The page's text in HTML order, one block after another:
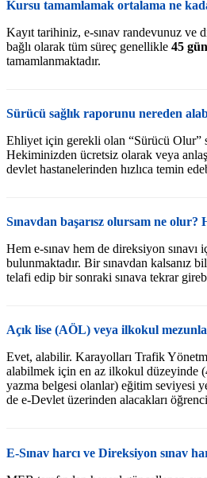
Kursu tamamlamak ortalama ne
Kayıt tarihiniz, e-sınav randevunuz ve
bağlı olarak tüm süreç genellikle 45
tamamlanmaktadır.
Sürücü sağlık raporunu nereden
Ehliyet için gerekli olan “Sürücü Olur”
Hekiminizden ücretsiz olarak veya
devlet hastanelerinden hızlıca temin
Sınavdan başarısz olursam ne olur?
Hem e-sınav hem de direksiyon sınavı
bulunmaktadır. Bir sınavdan kalsanız
telafi edip bir sonraki sınava tekrar
Açık lise (AÖL) veya ilkokul
Evet, alabilir. Karayolları Trafik
alabilmek için en az ilkokul düzeyinde
yazma belgesi olanlar) eğitim seviyesi
de e-Devlet üzerinden alacakları
E-Sınav harcı ve Direksiyon sınav